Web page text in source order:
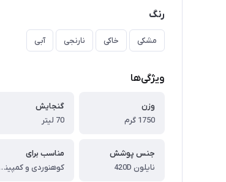
رنگ
مشکی خاکی نارنجی آبی
ویژگی‌ها
وزن
1750 گرم
گنجایش
70 لیتر
جنس پوشش
نایلون 420D
مناسب برای
کوهنوردی و کمپینگ ، ترکینگ و هایکینگ